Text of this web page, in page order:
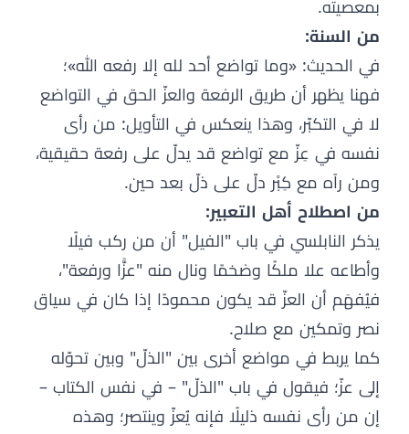
بمعصيته.
من السنة:
في الحديث: «وما تواضع أحد لله إلا رفعه الله»؛
فهنا يظهر أن طريق الرفعة والعزّ الحق في التواضع
لا في التكبّر، وهذا ينعكس في التأويل: من رأى
نفسه في عِزّ مع تواضع قد يدلّ على رفعة حقيقية،
ومن رآه مع كِبْر دلّ على ذلّ بعد حين.
من اصطلاح أهل التعبير:
يذكر النابلسي في باب "الفيل" أن من ركب فيلًا
وأطاعه علا ملكًا وضخمًا ونال منه "عزًّا ورفعة"،
فيُفهَم أن العزّ قد يكون محمودًا إذا كان في سياق
نصر وتمكين مع صلاح.
كما يربط في مواضع أخرى بين "الذلّ" وبين تحوّله
إلى عزّ؛ فيقول في باب "الذلّ" – في نفس الكتاب –
إن من رأى نفسه ذليلًا فإنه يُعزّ وينتصر؛ وهذه